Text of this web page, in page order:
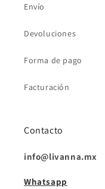
Envío
Devoluciones
Forma de pago
Facturación
Contacto
info@livanna.mx
Whatsapp